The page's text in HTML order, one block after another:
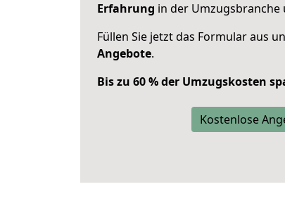
Erfahrung in der Umzugsbranche
Füllen Sie jetzt das Formular aus
Angebote.
Bis zu 60 % der Umzugskosten
Kostenlose